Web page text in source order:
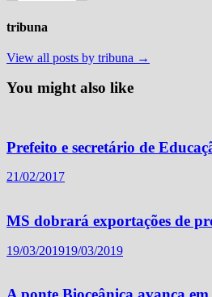
tribuna
View all posts by tribuna →
You might also like
Prefeito e secretário de
21/02/2017
MS dobrará exportações de
19/03/201919/03/2019